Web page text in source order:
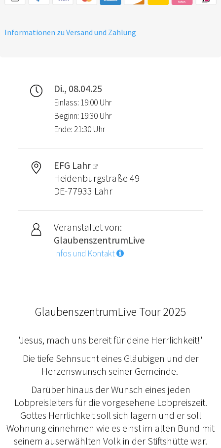
Informationen zu Versand und Zahlung
Di., 08.04.25
Einlass: 19:00 Uhr
Beginn: 19:30 Uhr
Ende: 21:30 Uhr
EFG Lahr
Heidenburgstraße 49
DE-77933 Lahr
Veranstaltet von:
GlaubenszentrumLive
Infos und Kontakt
GlaubenszentrumLive Tour 2025
"Jesus, mach uns bereit für deine Herrlichkeit!"
Die tiefe Sehnsucht eines Gläubigen und der
Herzenswunsch seiner Gemeinde.
Darüber hinaus der Wunsch eines jeden
Lobpreisleiters für die vorgesehene Lobpreiszeit.
Gottes Herrlichkeit soll sich lagern und er soll
Wohnung einnehmen wie es einst im alten Bund mit
seinem auserwählten Volk in der Stiftshütte war.